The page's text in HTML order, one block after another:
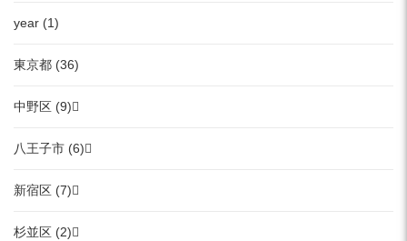
year (1)
東京都 (36)
中野区 (9)
八王子市 (6)
新宿区 (7)
杉並区 (2)